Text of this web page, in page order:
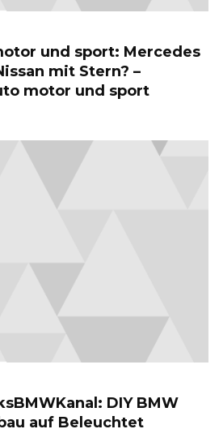
und sport: Mercedes
mit Stern? –
motor und sport
DIY BMW
auf Beleuchtet